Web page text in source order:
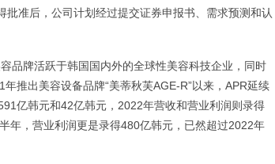
准后，公司计划经过提交证券申报书、需求预测和认
品牌活跃于韩国国内外的全球性美容科技企业，同时
推出美容设备品牌“美蒂秋芙AGE-R”以来，APR延续
亿韩元和42亿韩元，2022年营收和营业利润则录得
年，营业利润更是录得480亿韩元，已然超过2022年